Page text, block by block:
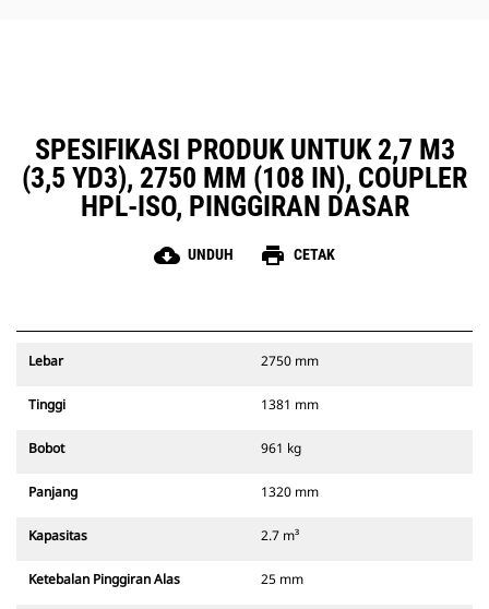
SPESIFIKASI PRODUK UNTUK 2,7 M3
(3,5 YD3), 2750 MM (108 IN), COUPLER
HPL-ISO, PINGGIRAN DASAR
cloud_download UNDUH print CETAK
Lebar 2750 mm
Tinggi 1381 mm
Bobot 961 kg
Panjang 1320 mm
Kapasitas 2.7 m³
Ketebalan Pinggiran Alas 25 mm